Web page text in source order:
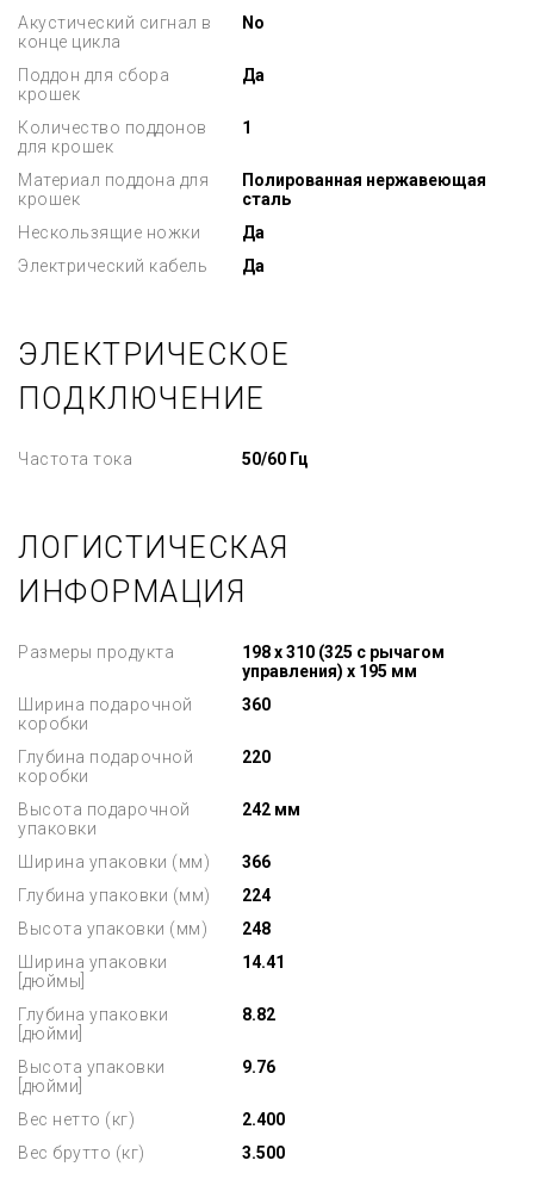
Акустический сигнал в
конце цикла
No
Поддон для сбора
крошек
Да
Количество поддонов
для крошек
1
Материал поддона для
крошек
Полированная нержавеющая
сталь
Нескользящие ножки
Да
Электрический кабель
Да
ЭЛЕКТРИЧЕСКОЕ
ПОДКЛЮЧЕНИЕ
Частота тока 50/60 Гц
ЛОГИСТИЧЕСКАЯ
ИНФОРМАЦИЯ
Размеры продукта
198 x 310 (325 с рычагом
управления) x 195 мм
Ширина подарочной
коробки
360
Глубина подарочной
коробки
220
Высота подарочной
упаковки
242 мм
Ширина упаковки (мм)
366
Глубина упаковки (мм)
224
Высота упаковки (мм)
248
Ширина упаковки
[дюймы]
14.41
Глубина упаковки
[дюйми]
8.82
Высота упаковки
[дюйми]
9.76
Вес нетто (кг)
2.400
Вес брутто (кг)
3.500